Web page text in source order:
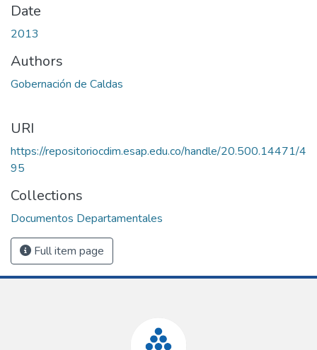
Date
2013
Authors
Gobernación de Caldas
URI
https://repositoriocdim.esap.edu.co/handle/20.500.14471/4
95
Collections
Documentos Departamentales
Full item page